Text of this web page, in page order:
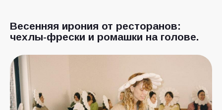
Весенняя ирония от ресторанов:
чехлы-фрески и ромашки на голове.